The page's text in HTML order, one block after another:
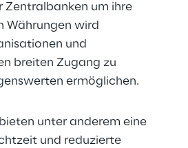
Zentralbanken um ihre
Währungen wird
und
breiten Zugang zu
ermöglichen.
unter anderem eine
und reduzierte